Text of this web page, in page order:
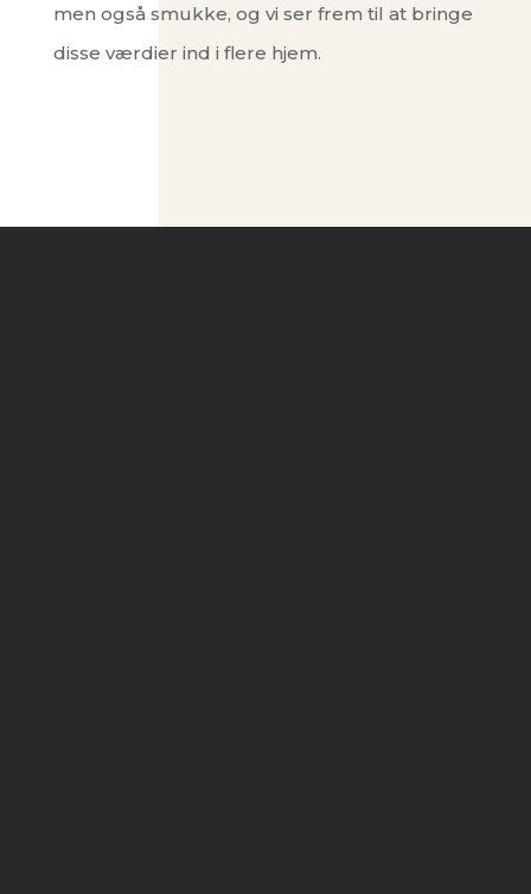
men også smukke, og vi ser frem til at bringe
disse værdier ind i flere hjem.